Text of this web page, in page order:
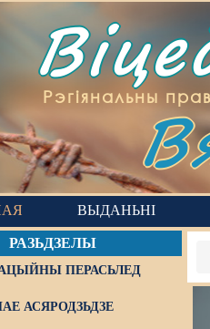
Рэгіянальны
ВЫДАНЬНІ
РАЗЬДЗЕЛЫ
ПЕРАСЬЛЕД
АСЯРОДЗЬДЗЕ